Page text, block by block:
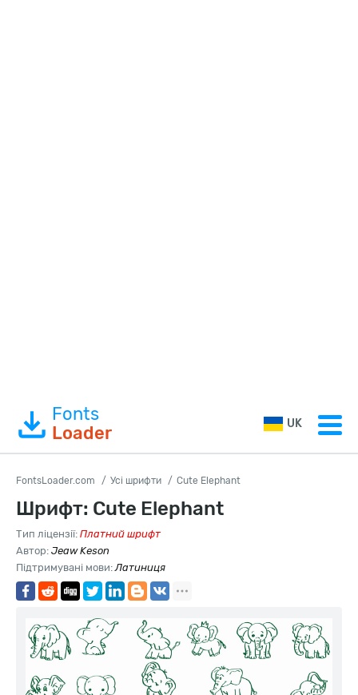
Fonts
Loader
UK
FontsLoader.com Усі шрифти Cute Elephant
Шрифт: Cute Elephant
Тип ліцензії: Платний шрифт
Автор: Jeaw Keson
Підтримувані мови:Латиниця